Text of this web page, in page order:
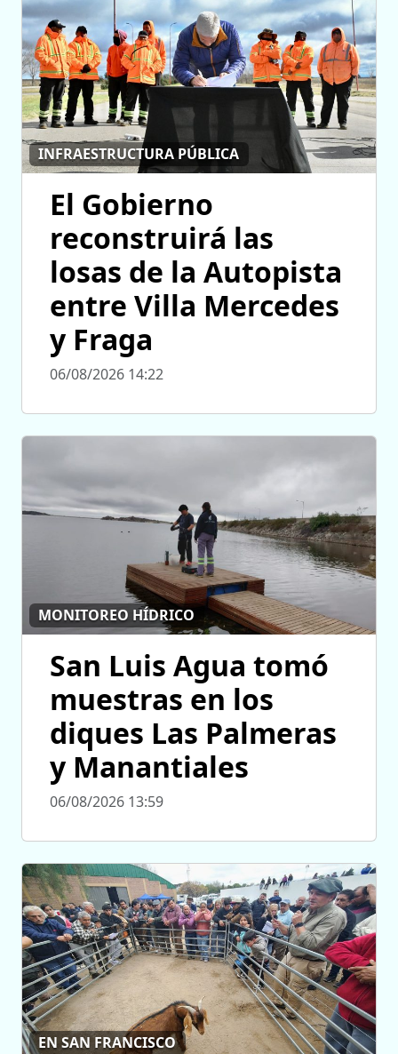
INFRAESTRUCTURA PÚBLICA
El Gobierno
reconstruirá las
losas de la Autopista
entre Villa Mercedes
y Fraga
06/08/2026 14:22
MONITOREO HÍDRICO
San Luis Agua tomó
muestras en los
diques Las Palmeras
y Manantiales
06/08/2026 13:59
EN SAN FRANCISCO